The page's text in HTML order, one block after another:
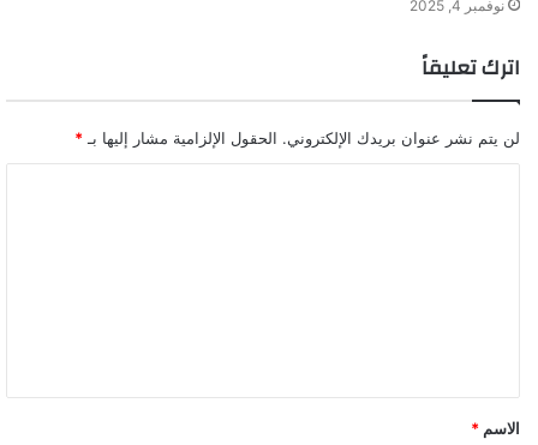
نوفمبر 4, 2025
اترك تعليقاً
لن يتم نشر عنوان بريدك الإلكتروني. الحقول الإلزامية مشار إليها بـ *
ق
*
الاسم *